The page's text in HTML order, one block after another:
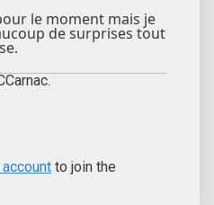
le moment mais je
de surprises tout
to join the